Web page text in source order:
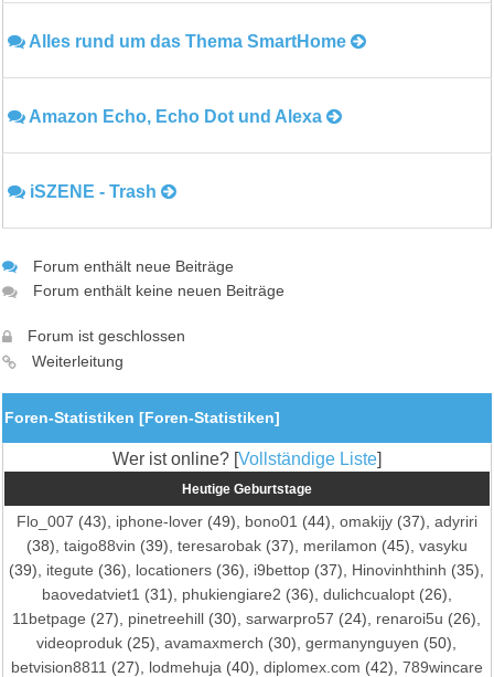
Alles rund um das Thema SmartHome
Amazon Echo, Echo Dot und Alexa
iSZENE - Trash
Forum enthält neue Beiträge
Forum enthält keine neuen Beiträge
Forum ist geschlossen
Weiterleitung
Foren-Statistiken [Foren-Statistiken]
Wer ist online? [Vollständige Liste]
Heutige Geburtstage
Flo_007 (43), iphone-lover(49), bono01 (44), omakijy(37), adyriri
(38), taigo88vin (39), teresarobak(37), merilamon (45), vasyku
(39), itegute (36), locationers (36), i9bettop (37), Hinovinhthinh (35),
baovedatviet1 (31), phukiengiare2 (36), dulichcualopt(26),
11betpage (27), pinetreehill (30),sarwarpro57 (24), renaroi5u (26),
videoproduk (25),avamaxmerch (30),germanynguyen (50),
betvision8811 (27), lodmehuja(40), diplomex.com (42), 789wincare